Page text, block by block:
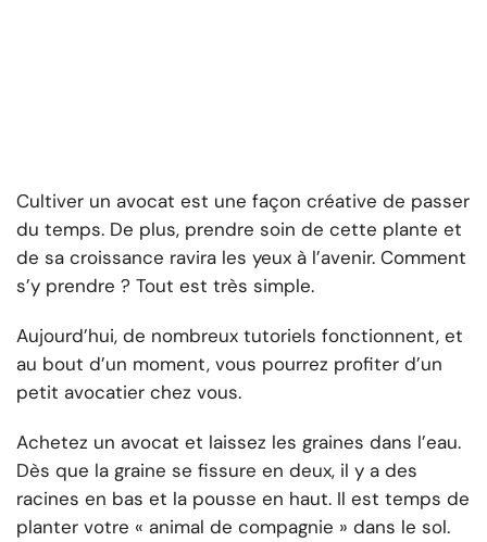
Cultiver un avocat est une façon créative de passer
du temps. De plus, prendre soin de cette plante et
de sa croissance ravira les yeux à l’avenir. Comment
s’y prendre ? Tout est très simple.
Aujourd’hui, de nombreux tutoriels fonctionnent, et
au bout d’un moment, vous pourrez profiter d’un
petit avocatier chez vous.
Achetez un avocat et laissez les graines dans l’eau.
Dès que la graine se fissure en deux, il y a des
racines en bas et la pousse en haut. Il est temps de
planter votre « animal de compagnie » dans le sol.